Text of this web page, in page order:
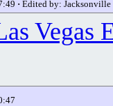
· Edited by: Jacksonville
Vegas